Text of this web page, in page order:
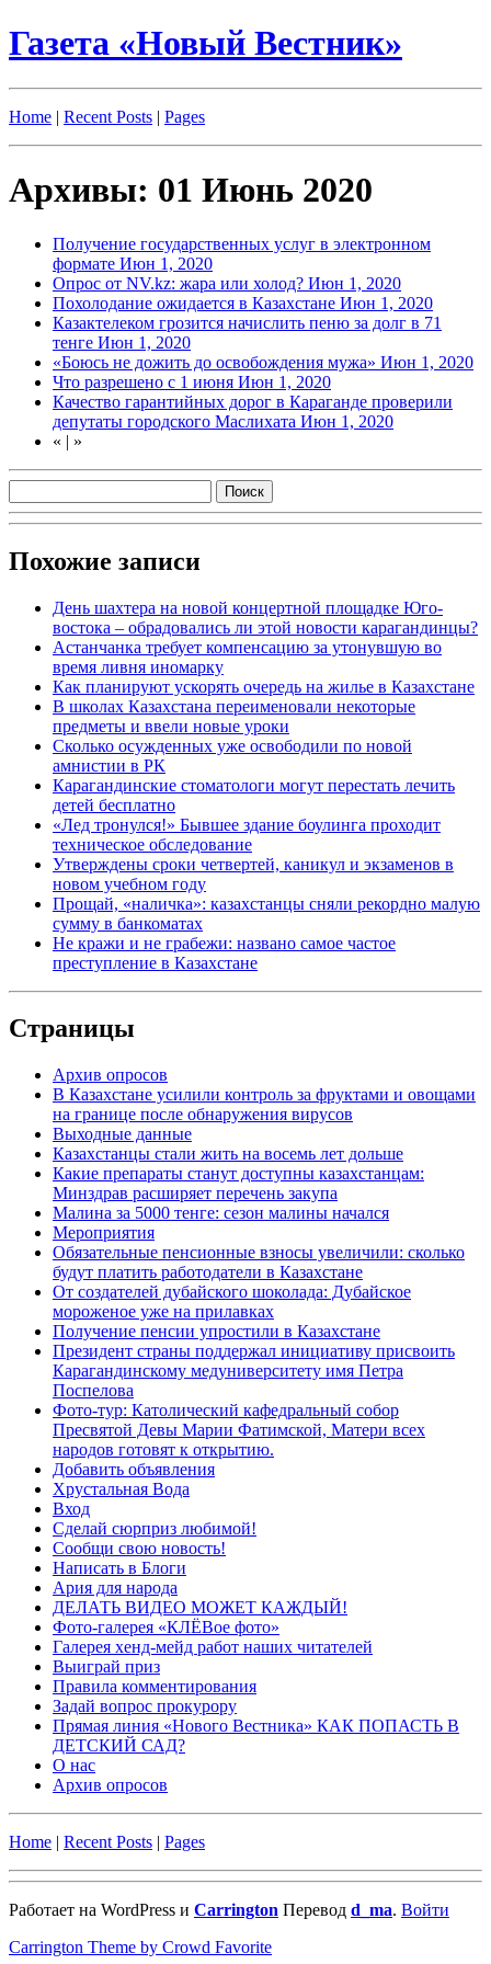
Газета «Новый Вестник»
Home | Recent Posts | Pages
Архивы: 01 Июнь 2020
Получение государственных услуг в электронном
формате Июн 1, 2020
Опрос от NV.kz: жара или холод? Июн 1, 2020
Похолодание ожидается в Казахстане Июн 1, 2020
Казактелеком грозится начислить пеню за долг в 71
тенге Июн 1, 2020
«Боюсь не дожить до освобождения мужа» Июн 1, 2020
Что разрешено с 1 июня Июн 1, 2020
Качество гарантийных дорог в Караганде проверили
депутаты городского Маслихата Июн 1, 2020
« | »
Похожие записи
День шахтера на новой концертной площадке Юго-
востока – обрадовались ли этой новости карагандинцы?
Астанчанка требует компенсацию за утонувшую во
время ливня иномарку
Как планируют ускорять очередь на жилье в Казахстане
В школах Казахстана переименовали некоторые
предметы и ввели новые уроки
Сколько осужденных уже освободили по новой
амнистии в РК
Карагандинские стоматологи могут перестать лечить
детей бесплатно
«Лед тронулся!» Бывшее здание боулинга проходит
техническое обследование
Утверждены сроки четвертей, каникул и экзаменов в
новом учебном году
Прощай, «наличка»: казахстанцы сняли рекордно малую
сумму в банкоматах
Не кражи и не грабежи: названо самое частое
преступление в Казахстане
Страницы
Архив опросов
В Казахстане усилили контроль за фруктами и овощами
на границе после обнаружения вирусов
Выходные данные
Казахстанцы стали жить на восемь лет дольше
Какие препараты станут доступны казахстанцам:
Минздрав расширяет перечень закупа
Малина за 5000 тенге: сезон малины начался
Мероприятия
Обязательные пенсионные взносы увеличили: сколько
будут платить работодатели в Казахстане
От создателей дубайского шоколада: Дубайское
мороженое уже на прилавках
Получение пенсии упростили в Казахстане
Президент страны поддержал инициативу присвоить
Карагандинскому медуниверситету имя Петра
Поспелова
Фото-тур: Католический кафедральный собор
Пресвятой Девы Марии Фатимской, Матери всех
народов готовят к открытию.
Добавить объявления
Хрустальная Вода
Вход
Сделай сюрприз любимой!
Сообщи свою новость!
Написать в Блоги
Ария для народа
ДЕЛАТЬ ВИДЕО МОЖЕТ КАЖДЫЙ!
Фото-галерея «КЛЁВое фото»
Галерея хенд-мейд работ наших читателей
Выиграй приз
Правила комментирования
Задай вопрос прокурору
Прямая линия «Нового Вестника» КАК ПОПАСТЬ В
ДЕТСКИЙ САД?
О нас
Архив опросов
Home | Recent Posts | Pages
Работает на WordPress и Carrington Перевод d_ma. Войти
Carrington Theme by Crowd Favorite